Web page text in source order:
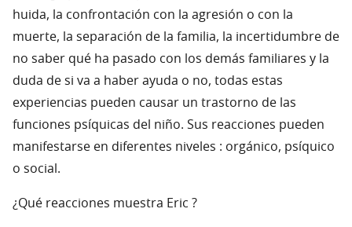
huida, la confrontación con la agresión o con la
muerte, la separación de la familia, la incertidumbre de
no saber qué ha pasado con los demás familiares y la
duda de si va a haber ayuda o no, todas estas
experiencias pueden causar un trastorno de las
funciones psíquicas del niño. Sus reacciones pueden
manifestarse en diferentes niveles : orgánico, psíquico
o social.
¿Qué reacciones muestra Eric ?